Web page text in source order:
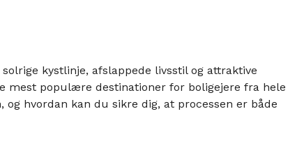
kystlinje, afslappede livsstil og attraktive
mest populære destinationer for boligejere fra hele
hvordan kan du sikre dig, at processen er både